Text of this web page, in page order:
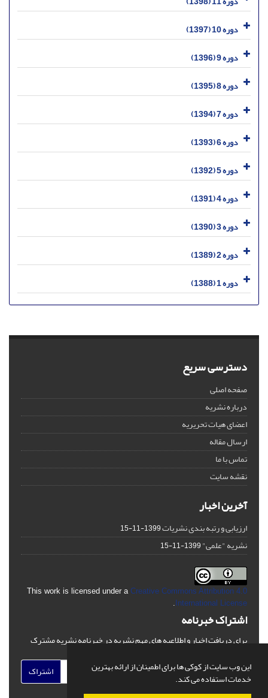
این وب سایت از کوکی ها برای اطمینان از ارائه بهترین
خدمات استفاده می کند.
دوره 10 (1397)
دوره 9 (1396)
دوره 8 (1395)
دوره 7 (1394)
دوره 6 (1393)
دوره 5 (1392)
دوره 4 (1391)
دوره 3 (1390)
دوره 2 (1389)
دوره 1 (1388)
دسترسی سریع
صفحه اصلی
درباره نشریه
اعضای هیات تحریریه
ارسال مقاله
تماس با ما
نقشه سایت
آخرین اخبار
ارزیابی و رتبه بندی نشریات1399-11-15
نشریه "علمی"1399-11-15
This work is licensed under a Creative Commons Attribution 4.0
International License
.
اشتراک خبرنامه
برای دریافت اخبار و اطلاعیه های مهم نشریه در خبرنامه نشریه مشترک
اشتراک